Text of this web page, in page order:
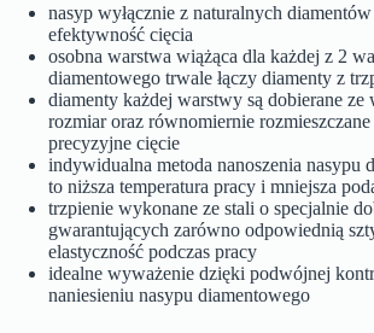
nasyp wyłącznie z naturalnych
efektywność cięcia
osobna warstwa wiążąca dla każdej z 2
diamentowego trwale łączy diamenty z
diamenty każdej warstwy są dobierane ze
rozmiar oraz równomiernie
precyzyjne cięcie
indywidualna metoda nanoszenia nasypu
to niższa temperatura pracy i mniejsza
trzpienie wykonane ze stali o specjalnie
gwarantujących zarówno odpowiednią
elastyczność podczas pracy
idealne wyważenie dzięki podwójnej
naniesieniu nasypu diamentowego